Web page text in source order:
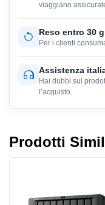
viaggiano
Reso entro 30
Per i clienti
Assistenza
Hai dubbi sul
l’acquisto.
Prodotti